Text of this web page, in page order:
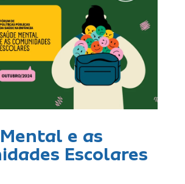
e as
Escolares